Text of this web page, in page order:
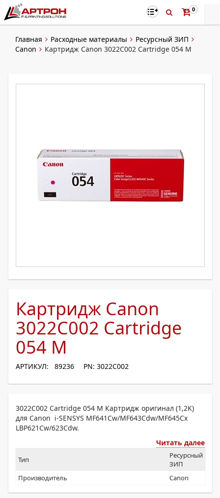
0
Главная Расходные материалы
Ресурсный ЗИП
Canon
Картридж Canon 3022C002 Cartridge 054 M
Картридж Canon
3022C002 Cartridge
054 M
АРТИКУЛ: 89236 PN: 3022C002
3022C002 Cartridge 054 M Картридж оригинал (1,2K)
для Canon i-SENSYS MF641Cw/MF643Cdw/MF645Cx
LBP621Cw/623Cdw.
Читать далее
Тип
Ресурсный
ЗИП
Производитель
Canon